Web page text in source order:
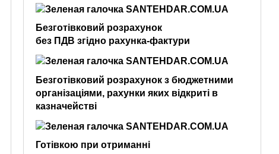
Безготівковий розрахунок
без ПДВ згідно рахунка-фактури
Безготівковий розрахунок з бюджетними
організаціями, рахунки яких відкриті в
казначействі
Готівкою при отриманні